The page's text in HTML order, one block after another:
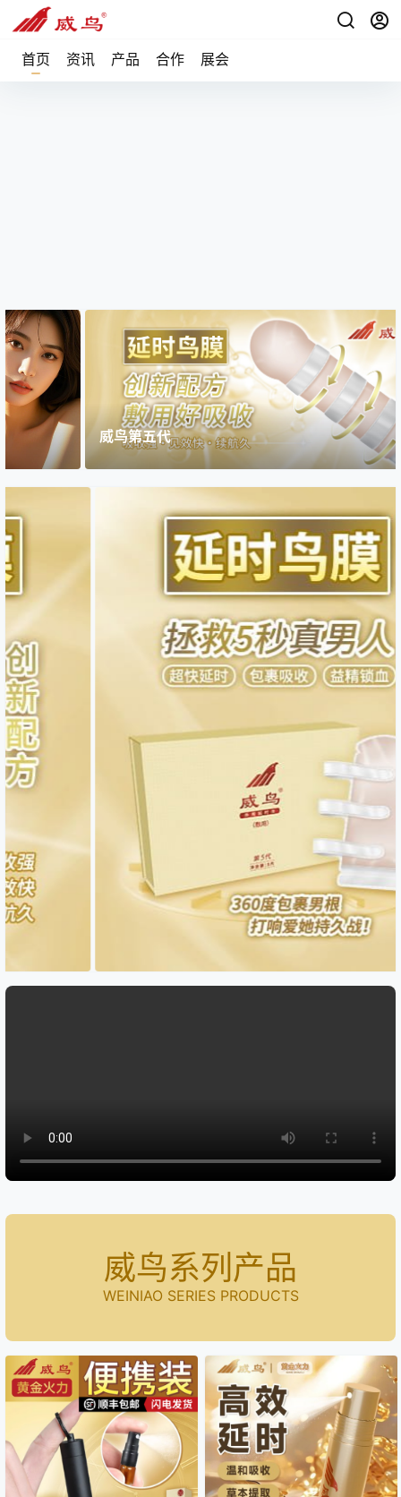
首页 资讯 产品 合作 展会
威鸟第五代
威鸟系列产品
WEINIAO SERIES PRODUCTS